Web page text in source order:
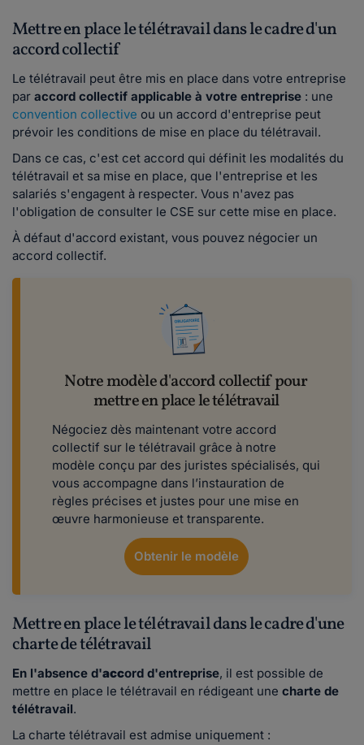
Mettre en place le télétravail dans le cadre d'un
accord collectif
Le télétravail peut être mis en place dans votre entreprise
par accord collectif applicable à votre entreprise : une
convention collective ou un accord d'entreprise peut
prévoir les conditions de mise en place du télétravail.
Dans ce cas, c'est cet accord qui définit les modalités du
télétravail et sa mise en place, que l'entreprise et les
salariés s'engagent à respecter. Vous n'avez pas
l'obligation de consulter le CSE sur cette mise en place.
À défaut d'accord existant, vous pouvez négocier un
accord collectif.
Notre modèle d'accord collectif pour
mettre en place le télétravail​​​​​
Négociez dès maintenant votre accord
collectif sur le télétravail grâce à notre
modèle conçu par des juristes spécialisés, qui
vous accompagne dans l’instauration de
règles précises et justes pour une mise en
œuvre harmonieuse et transparente.
Obtenir le modèle
Mettre en place le télétravail dans le cadre d'une
charte de télétravail
En l'absence d'accord d'entreprise, il est possible de
mettre en place le télétravail en rédigeant une charte de
télétravail.
La charte télétravail est admise uniquement :